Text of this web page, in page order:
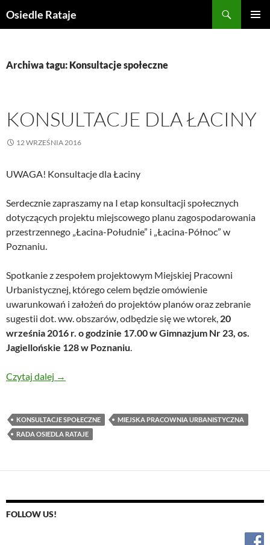
doOsiedle Rataje
Archiwa tagu: Konsultacje społeczne
KONSULTACJE DLA ŁACINY
12 WRZEŚNIA 2016
UWAGA! Konsultacje dla Łaciny
Serdecznie zapraszamy na I etap konsultacji społecznych
dotyczących projektu miejscowego planu zagospodarowania
przestrzennego „Łacina-Południe” i „Łacina-Północ” w
Poznaniu.
Spotkanie z zespołem projektowym Miejskiej Pracowni
Urbanistycznej, którego celem będzie omówienie
uwarunkowań i założeń do projektów planów oraz zebranie
sugestii dot. ww. obszarów, odbędzie się we wtorek, 20
września 2016 r. o godzinie 17.00 w Gimnazjum Nr 23, os.
Jagiellońskie 128 w Poznaniu.
Czytaj dalej Konsultacje dla Łaciny
→
KONSULTACJE SPOŁECZNE
MIEJSKA PRACOWNIA URBANISTYCZNA
RADA OSIEDLA RATAJE
FOLLOW US!